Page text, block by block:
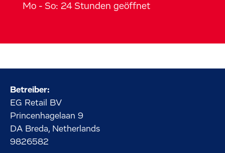
Mo - So: 24 Stunden geöffnet
Betreiber:
EG Retail BV
Princenhagelaan 9
DA Breda, Netherlands
9826582